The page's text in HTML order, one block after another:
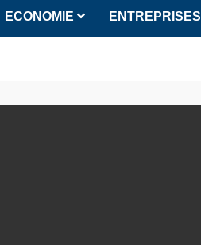
ECONOMIE ENTREPRISES